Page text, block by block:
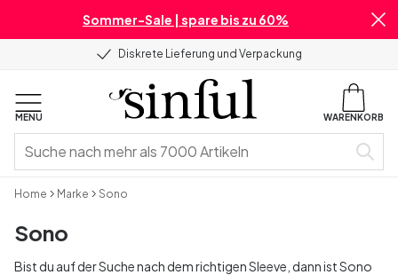
Sommer-Sale | spare bis zu 60%
Diskrete Lieferung und Verpackung
MENU WARENKORB
Home Marke Sono
Sono
Bist du auf der Suche nach dem richtigen Sleeve, dann ist Sono